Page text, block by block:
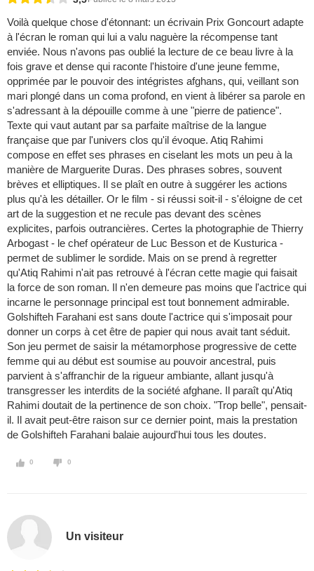
Voilà quelque chose d'étonnant: un écrivain Prix Goncourt adapte
à l'écran le roman qui lui a valu naguère la récompense tant
enviée. Nous n'avons pas oublié la lecture de ce beau livre à la
fois grave et dense qui raconte l'histoire d'une jeune femme,
opprimée par le pouvoir des intégristes afghans, qui, veillant son
mari plongé dans un coma profond, en vient à libérer sa parole en
s'adressant à la dépouille comme à une "pierre de patience".
Texte qui vaut autant par sa parfaite maîtrise de la langue
française que par l'univers clos qu'il évoque. Atiq Rahimi
compose en effet ses phrases en ciselant les mots un peu à la
manière de Marguerite Duras. Des phrases sobres, souvent
brèves et elliptiques. Il se plaît en outre à suggérer les actions
plus qu'à les détailler. Or le film - si réussi soit-il - s'éloigne de cet
art de la suggestion et ne recule pas devant des scènes
explicites, parfois outrancières. Certes la photographie de Thierry
Arbogast - le chef opérateur de Luc Besson et de Kusturica -
permet de sublimer le sordide. Mais on se prend à regretter
qu'Atiq Rahimi n'ait pas retrouvé à l'écran cette magie qui faisait
la force de son roman. Il n'en demeure pas moins que l'actrice qui
incarne le personnage principal est tout bonnement admirable.
Golshifteh Farahani est sans doute l'actrice qui s'imposait pour
donner un corps à cet être de papier qui nous avait tant séduit.
Son jeu permet de saisir la métamorphose progressive de cette
femme qui au début est soumise au pouvoir ancestral, puis
parvient à s'affranchir de la rigueur ambiante, allant jusqu'à
transgresser les interdits de la société afghane. Il paraît qu'Atiq
Rahimi doutait de la pertinence de son choix. "Trop belle", pensait-
il. Il avait peut-être raison sur ce dernier point, mais la prestation
de Golshifteh Farahani balaie aujourd'hui tous les doutes.
0 0
Un visiteur